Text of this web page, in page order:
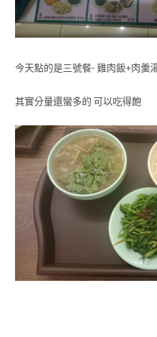
今天點的是三號餐- 雞肉飯+肉羹
其實分量還蠻多的 可以吃得飽